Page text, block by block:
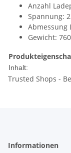
Anzahl
Spannung:
Abmessung
Gewicht:
Inhalt:
Trusted Shops -
Informationen